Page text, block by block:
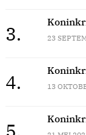
3. 23
4. 13